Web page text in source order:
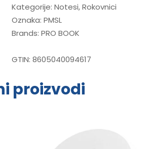
Kategorije: Notesi,Rokovnici
Oznaka: PMSL
Brands: PRO BOOK
GTIN: 8605040094617
proizvodi